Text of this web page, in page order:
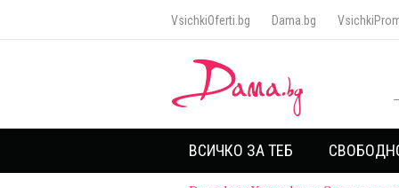
VsichkiOferti.bg Dama.bg
ВСИЧКО ЗА ТЕБ